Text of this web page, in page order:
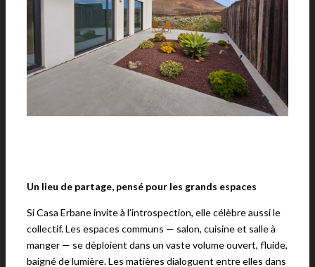
Un lieu de partage, pensé pour les grands espaces
Si Casa Erbane invite à l’introspection, elle célèbre aussi le
collectif. Les espaces communs — salon, cuisine et salle à
manger — se déploient dans un vaste volume ouvert, fluide,
baigné de lumière. Les matières dialoguent entre elles dans